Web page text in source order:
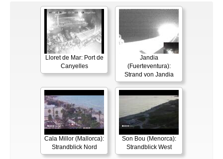
Lloret de Mar: Port de
Canyelles
Jandia
(Fuerteventura):
Strand von Jandia
Cala Millor (Mallorca):
Strandblick Nord
Son Bou (Menorca):
Strandblick West